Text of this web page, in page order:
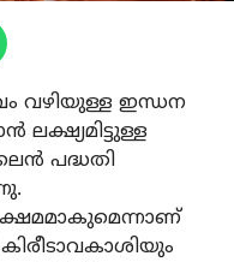
ഇന്ധന
ലക്ഷ്യമിട്ടുള്ള
പദ്ധതി